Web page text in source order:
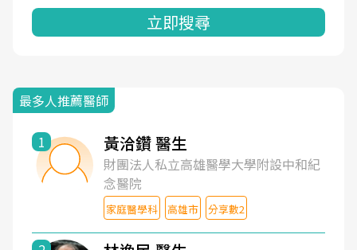
立即搜尋
最多人推薦醫師
1 黃洽鑽 醫生
財團法人私立高雄醫學大學附設中和紀
念醫院
家庭醫學科 高雄市 分享數2